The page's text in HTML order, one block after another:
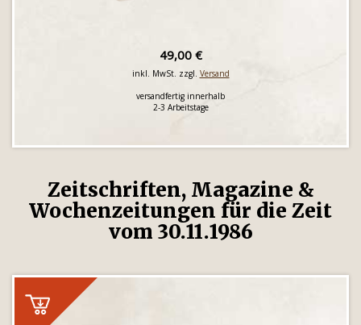
49,00 €
inkl. MwSt. zzgl. Versand
versandfertig innerhalb
2-3 Arbeitstage
Zeitschriften, Magazine &
Wochenzeitungen für die Zeit
vom 30.11.1986